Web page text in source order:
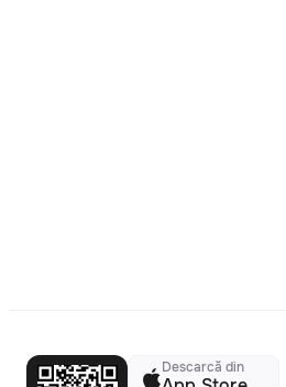
Descarcă din